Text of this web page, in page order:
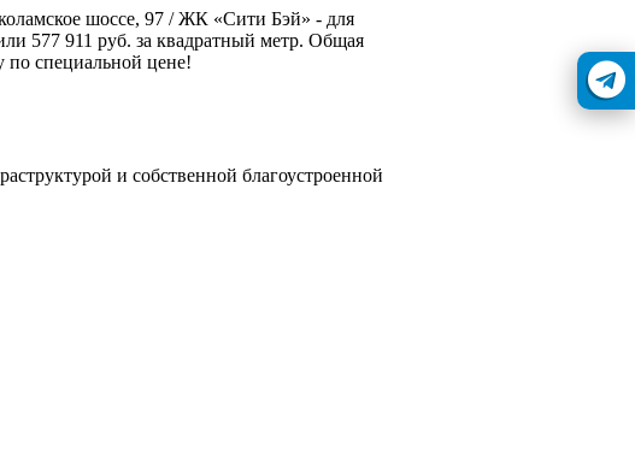
шоссе, 97 / ЖК «Сити Бэй» - для
577 911 руб. за квадратный метр. Общая
по специальной цене!
и собственной благоустроенной